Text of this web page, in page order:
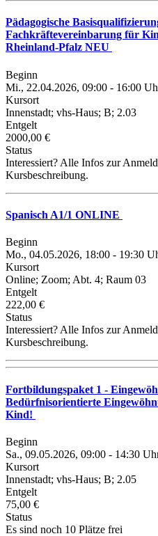
Pädagogische
Fachkräftevereinbarung für
Rheinland-Pfalz NEU
Beginn
Mi., 22.04.2026, 09:00 - 16:00
Kursort
Innenstadt; vhs-Haus; B; 2.03
Entgelt
2000,00 €
Status
Interessiert? Alle Infos zur
Kursbeschreibung.
Spanisch A1/1 ONLINE
Beginn
Mo., 04.05.2026, 18:00 - 19:30
Kursort
Online; Zoom; Abt. 4; Raum 03
Entgelt
222,00 €
Status
Interessiert? Alle Infos zur
Kursbeschreibung.
Fortbildungspaket 1 -
Bedürfnisorientierte
Kind!
Beginn
Sa., 09.05.2026, 09:00 - 14:30
Kursort
Innenstadt; vhs-Haus; B; 2.05
Entgelt
75,00 €
Status
Es sind noch 10 Plätze frei